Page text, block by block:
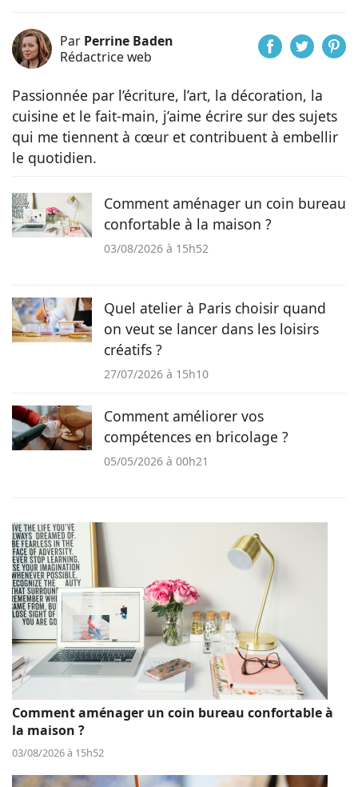
Par Perrine Baden
Rédactrice web
Passionnée par l’écriture, l’art, la décoration, la
cuisine et le fait-main, j’aime écrire sur des sujets
qui me tiennent à cœur et contribuent à embellir
le quotidien.
Comment aménager un coin bureau
confortable à la maison ?
03/08/2026 à 15h52
Quel atelier à Paris choisir quand
on veut se lancer dans les loisirs
créatifs ?
27/07/2026 à 15h10
Comment améliorer vos
compétences en bricolage ?
05/05/2026 à 00h21
Comment aménager un coin bureau confortable à
la maison ?
03/08/2026 à 15h52